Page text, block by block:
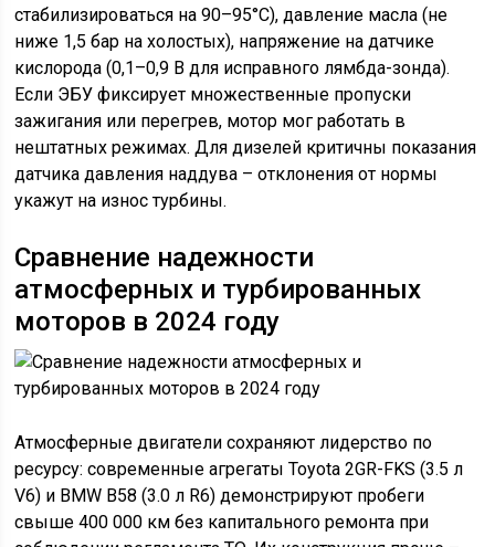
стабилизироваться на 90–95°C), давление масла (не
ниже 1,5 бар на холостых), напряжение на датчике
кислорода (0,1–0,9 В для исправного лямбда-зонда).
Если ЭБУ фиксирует множественные пропуски
зажигания или перегрев, мотор мог работать в
нештатных режимах. Для дизелей критичны показания
датчика давления наддува – отклонения от нормы
укажут на износ турбины.
Сравнение надежности
атмосферных и турбированных
моторов в 2024 году
Атмосферные двигатели сохраняют лидерство по
ресурсу: современные агрегаты Toyota 2GR-FKS (3.5 л
V6) и BMW B58 (3.0 л R6) демонстрируют пробеги
свыше 400 000 км без капитального ремонта при